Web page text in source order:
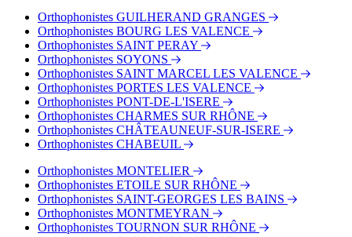
Bus - Servan
Orthophonistes GUILHERAND GRANGES
Orthophonistes BOURG LES VALENCE
Orthophonistes SAINT PERAY
Orthophonistes SOYONS
Orthophonistes SAINT MARCEL LES VALENCE
Orthophonistes PORTES LES VALENCE
Orthophonistes PONT-DE-L'ISERE
Orthophonistes CHARMES SUR RHÔNE
Orthophonistes CHÂTEAUNEUF-SUR-ISERE
Orthophonistes CHABEUIL
Orthophonistes MONTELIER
Orthophonistes ETOILE SUR RHÔNE
Orthophonistes SAINT-GEORGES LES BAINS
Orthophonistes MONTMEYRAN
Orthophonistes TOURNON SUR RHÔNE